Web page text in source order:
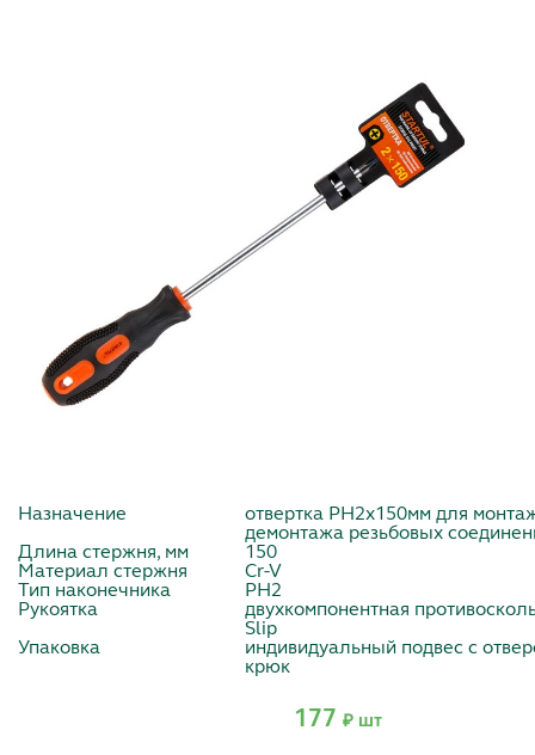
Назначение
отвертка PH2х150мм для
демонтажа резьбовых
Длина стержня, мм
150
Материал стержня
Cr-V
Тип наконечника
PH2
Рукоятка
двухкомпонентная
Slip
Упаковка
индивидуальный подвес с
крюк
177 ₽ шт